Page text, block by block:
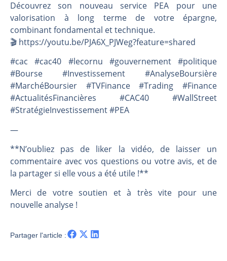
Découvrez son nouveau service PEA pour une
valorisation à long terme de votre épargne,
combinant fondamental et technique.
🎬️ https://youtu.be/PJA6X_PJWeg?feature=shared
#cac #cac40 #lecornu #gouvernement #politique
#Bourse #Investissement #AnalyseBoursière
#MarchéBoursier #TVFinance #Trading #Finance
#ActualitésFinancières #CAC40 #WallStreet
#StratégieInvestissement #PEA
—
**N’oubliez pas de liker la vidéo, de laisser un
commentaire avec vos questions ou votre avis, et de
la partager si elle vous a été utile !**
Merci de votre soutien et à très vite pour une
nouvelle analyse !
Partager l'article :